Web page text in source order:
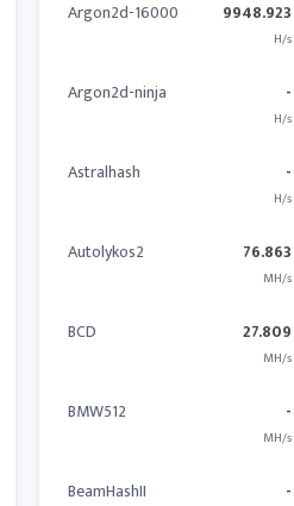
Argon2d-16000 9948.923
H/s
Argon2d-ninja -
H/s
Astralhash -
H/s
Autolykos2 76.863
MH/s
BCD 27.809
MH/s
BMW512 -
MH/s
BeamHashII -